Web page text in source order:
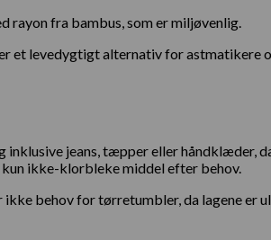
rayon fra bambus, som er miljøvenlig.
et levedygtigt alternativ for astmatikere
inklusive jeans, tæpper eller
ikke-klorbleke middel efter behov.
behov for tørretumbler, da lagene er